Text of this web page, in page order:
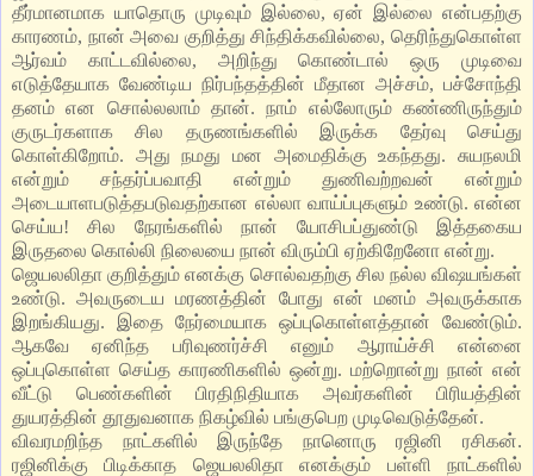
தீர்மானமாக யாதொரு முடிவும் இல்லை, ஏன் இல்லை என்பதற்கு
காரணம், நான் அவை குறித்து சிந்திக்கவில்லை, தெரிந்துகொள்ள
ஆர்வம் காட்டவில்லை, அறிந்து கொண்டால் ஒரு முடிவை
எடுத்தேயாக வேண்டிய நிர்பந்தத்தின் மீதான அச்சம், பச்சோந்தி
தனம் என சொல்லலாம் தான். நாம் எல்லோரும் கண்ணிருந்தும்
குருடர்களாக சில தருணங்களில் இருக்க தேர்வு செய்து
கொள்கிறோம். அது நமது மன அமைதிக்கு உகந்தது. சுயநலமி
என்றும் சந்தர்ப்பவாதி என்றும் துணிவற்றவன் என்றும்
அடையாளபடுத்தபடுவதற்கான எல்லா வாய்ப்புகளும் உண்டு. என்ன
செய்ய! சில நேரங்களில் நான் யோசிபப்துண்டு இத்தகைய
இருதலை கொல்லி நிலையை நான் விரும்பி ஏற்கிறேனோ என்று.
ஜெயலலிதா குறித்தும் எனக்கு சொல்வதற்கு சில நல்ல விஷயங்கள்
உண்டு. அவருடைய மரணத்தின் போது என் மனம் அவருக்காக
இறங்கியது. இதை நேர்மையாக ஒப்புகொள்ளத்தான் வேண்டும்.
ஆகவே ஏனிந்த பரிவுணர்ச்சி எனும் ஆராய்ச்சி என்னை
ஒப்புகொள்ள செய்த காரணிகளில் ஒன்று. மற்றொன்று நான் என்
வீட்டு பெண்களின் பிரதிநிதியாக அவர்களின் பிரியத்தின்
துயரத்தின் தூதுவனாக நிகழ்வில் பங்குபெற முடிவெடுத்தேன்.
விவரமறிந்த நாட்களில் இருந்தே நானொரு ரஜினி ரசிகன்.
ரஜினிக்கு பிடிக்காத ஜெயலலிதா எனக்கும் பள்ளி நாட்களில்